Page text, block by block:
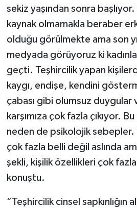
sekiz yaşından sonra
kaynak olmamakla beraber
olduğu görülmekte ama son
medyada görüyoruz ki
geçti. Teşhircilik yapan
kaygı, endişe, kendini
çabası gibi olumsuz duygular
karşımıza çok fazla çıkıyor.
neden de psikolojik sebepler.
çok fazla belli değil aslında
şekli, kişilik özellikleri çok
konuştu.
“Teşhircilik cinsel sapkınlığın